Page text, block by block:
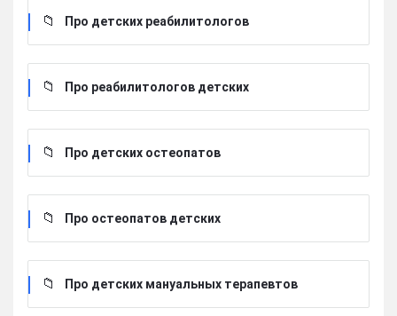
Про детских реабилитологов
Про реабилитологов детских
Про детских остеопатов
Про остеопатов детских
Про детских мануальных терапевтов